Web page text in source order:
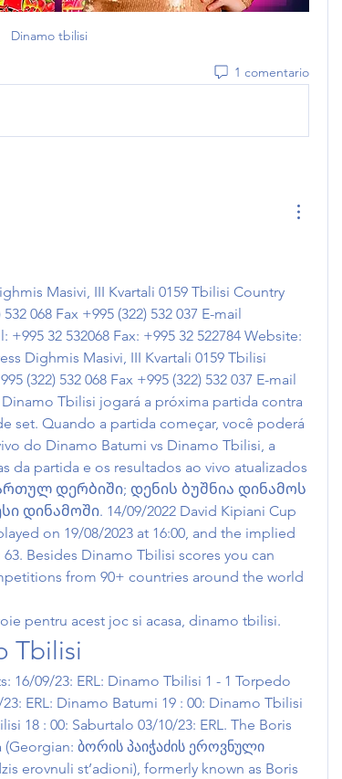
Dinamo tbilisi
1 comentario
Masivi, III Kvartali 0159 Tbilisi Country
068 Fax +995 (322) 532 037 E-mail
+995 32 532068 Fax: +995 32 522784 Website:
Dighmis Masivi, III Kvartali 0159 Tbilisi
(322) 532 068 Fax +995 (322) 532 037 E-mail
Tbilisi jogará a próxima partida contra
set. Quando a partida começar, você poderá
do Dinamo Batumi vs Dinamo Tbilisi, a
da partida e os resultados ao vivo atualizados
დერბიში; დენის ბუშნია დინამოს
დინამოში. 14/09/2022 David Kipiani Cup
on 19/08/2023 at 16:00, and the implied
Besides Dinamo Tbilisi scores you can
from 90+ countries around the world
pentru acest joc si acasa, dinamo tbilisi.
Tbilisi
16/09/23: ERL: Dinamo Tbilisi 1 - 1 Torpedo
ERL: Dinamo Batumi 19 : 00: Dinamo Tbilisi
18 : 00: Saburtalo 03/10/23: ERL. The Boris
(Georgian: ბორის პაიჭაძის ეროვნული
erovnuli st’adioni), formerly known as Boris